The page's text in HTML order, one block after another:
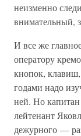
неизменно
внимательный,
И все же
оператору
кнопок,
годами надо
ней. Но
лейтенант
дежурного —